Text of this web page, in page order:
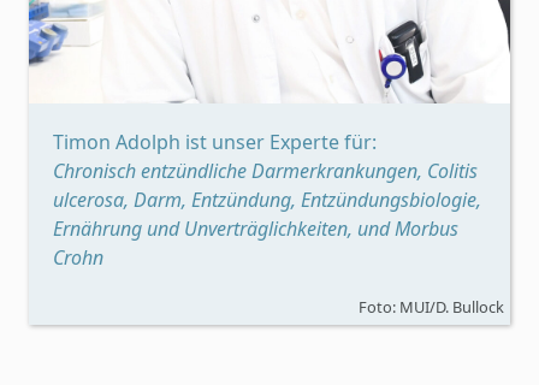
Timon Adolph ist unser Experte für:
Chronisch entzündliche Darmerkrankungen, Colitis
ulcerosa, Darm, Entzündung, Entzündungsbiologie,
Ernährung und Unverträglichkeiten, und Morbus
Crohn
Foto: MUI/D. Bullock